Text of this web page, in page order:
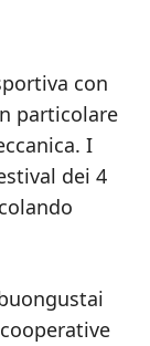
con
particolare
I
dei 4